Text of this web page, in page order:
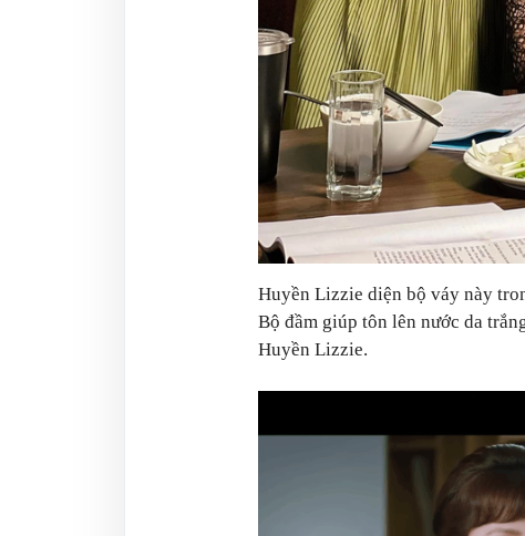
Huyền Lizzie diện bộ váy này
Bộ đầm giúp tôn lên nước da
Huyền Lizzie.